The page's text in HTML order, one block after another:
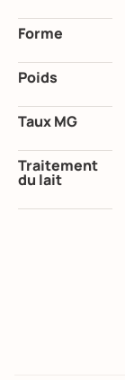
Forme
Poids
Taux MG
Traitement
du lait